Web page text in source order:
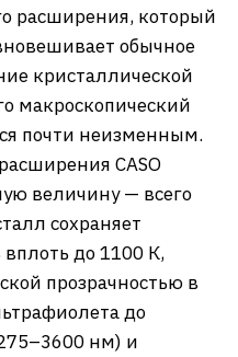
расширения, который
обычное
кристаллической
макроскопический
почти неизменным.
CASO
величину — всего
сохраняет
вплоть до 1100 К,
прозрачностью в
до
нм) и